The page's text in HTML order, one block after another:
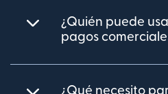
¿Quién puede
pagos
¿Qué necesito